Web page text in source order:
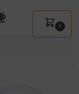
Zoeken
0